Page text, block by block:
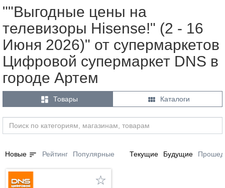
""Выгодные цены на
телевизоры Hisense!" (2 - 16
Июня 2026)" от супермаркетов
Цифровой супермаркет DNS в
городе Артем
 Товары  Каталоги
Новые sort Рейтинг Популярные Текущие Будущие